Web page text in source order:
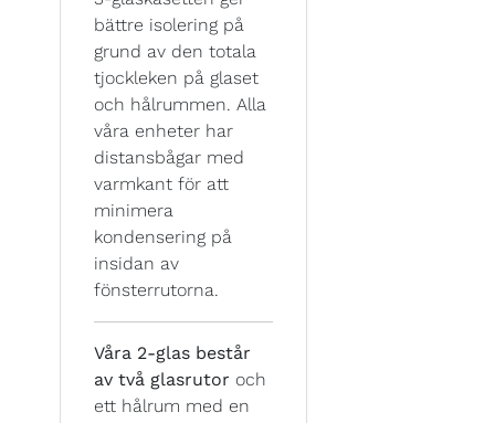
bättre isolering på
grund av den totala
tjockleken på glaset
och hålrummen. Alla
våra enheter har
distansbågar med
varmkant för att
minimera
kondensering på
insidan av
fönsterrutorna.
Våra 2-glas består
av två glasrutor och
ett hålrum med en